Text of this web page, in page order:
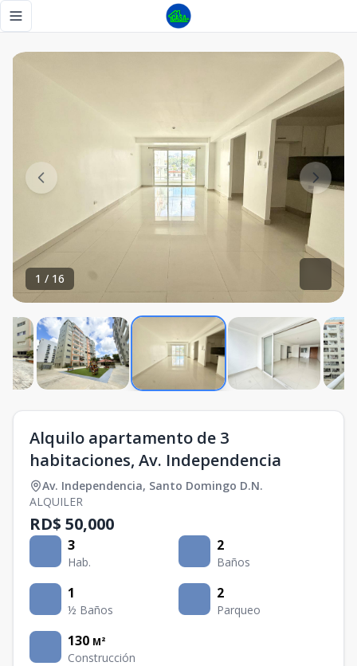
Toggle navigation menu
1 / 16
Alquilo apartamento de 3
habitaciones, Av. Independencia
Av. Independencia, Santo Domingo D.N.
ALQUILER
RD$ 50,000
3
Hab.
2
Baños
1
½ Baños
2
Parqueo
130 M²
Construcción
Alquilo apartamento de 3 habitaciones, Av. Independencia -